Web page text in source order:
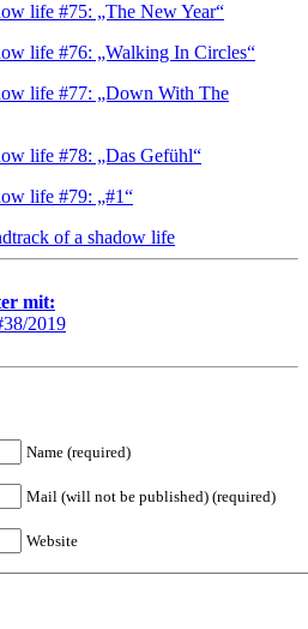
life #75: „The New Year“
life #76: „Walking In Circles“
life #77: „Down With The
life #78: „Das Gefühl“
life #79: „#1“
of a shadow life
mit:
2019
Name (required)
Mail (will not be published) (required)
Website